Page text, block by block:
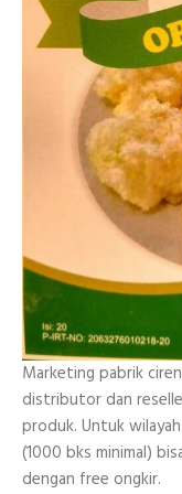
Marketing pabrik
distributor dan
produk. Untuk
(1000 bks minimal)
dengan free ongkir.